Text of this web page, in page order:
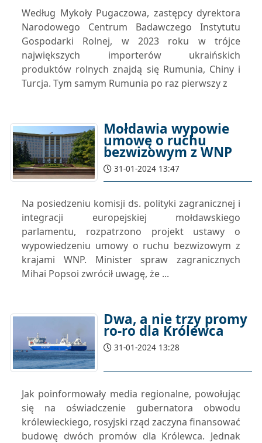
Według Mykoły Pugaczowa, zastępcy dyrektora
Narodowego Centrum Badawczego Instytutu
Gospodarki Rolnej, w 2023 roku w trójce
największych importerów ukraińskich
produktów rolnych znajdą się Rumunia, Chiny i
Turcja. Tym samym Rumunia po raz pierwszy z
Mołdawia wypowie
umowę o ruchu
bezwizowym z WNP
31-01-2024 13:47
Na posiedzeniu komisji ds. polityki zagranicznej i
integracji europejskiej mołdawskiego
parlamentu, rozpatrzono projekt ustawy o
wypowiedzeniu umowy o ruchu bezwizowym z
krajami WNP. Minister spraw zagranicznych
Mihai Popsoi zwrócił uwagę, że ...
Dwa, a nie trzy promy
ro-ro dla Królewca
31-01-2024 13:28
Jak poinformowały media regionalne, powołując
się na oświadczenie gubernatora obwodu
królewieckiego, rosyjski rząd zaczyna finansować
budowę dwóch promów dla Królewca. Jednak